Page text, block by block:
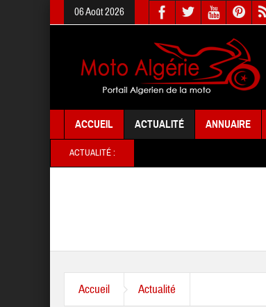
06 Août 2026
ACCUEIL ACTUALITÉ ANNUAIRE
ACTUALITÉ :
Accueil Actualité